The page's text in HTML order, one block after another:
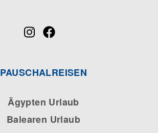
PAUSCHALREISEN
Ägypten Urlaub
Balearen Urlaub